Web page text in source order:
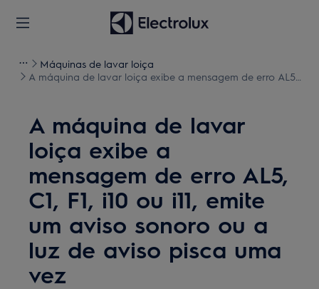
Máquinas de lavar loiça
A máquina de lavar loiça exibe a mensagem de erro AL5,
A máquina de lavar
loiça exibe a
mensagem de erro AL5,
C1, F1, i10 ou i11, emite
um aviso sonoro ou a
luz de aviso pisca uma
vez